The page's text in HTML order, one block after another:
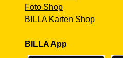
Foto Shop
BILLA Karten Shop
BILLA App